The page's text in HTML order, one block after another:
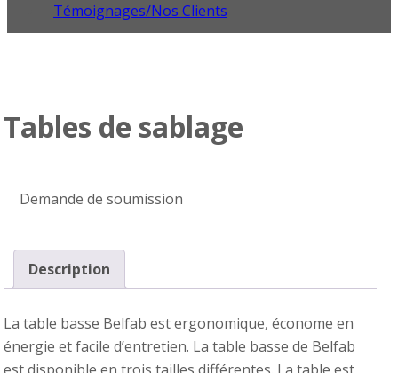
Témoignages/Nos Clients
Tables de sablage
Demande de soumission
Description
La table basse Belfab est ergonomique, économe en
énergie et facile d’entretien. La table basse de Belfab